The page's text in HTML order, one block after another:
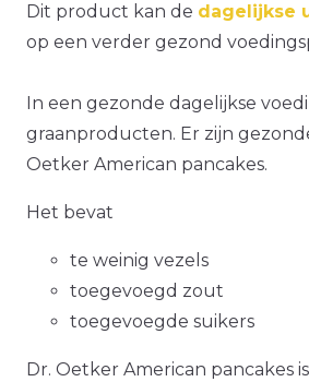
Dit product kan de dagelijkse
op een verder gezond
In een gezonde dagelijkse
graanproducten. Er zijn
Oetker American pancakes.
Het bevat
te weinig vezels
toegevoegd zout
toegevoegde suikers
Dr. Oetker American pancakes